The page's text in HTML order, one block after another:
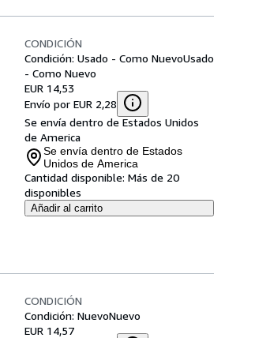
CONDICIÓN
Condición: Usado - Como NuevoUsado
- Como Nuevo
EUR 14,53
Envío por EUR 2,28
Se envía dentro de Estados Unidos
de America
Se envía dentro de Estados
Unidos de America
Cantidad disponible: Más de 20
disponibles
Añadir al carrito
CONDICIÓN
Condición: NuevoNuevo
EUR 14,57